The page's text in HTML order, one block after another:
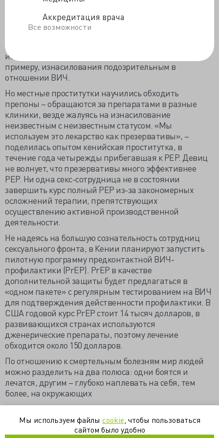
Аккредитация врача
Все возможности
препаратами. Как показала кенийская практика,
свободный доступ к препаратам ведёт к отказу от
постконтактная профилактика (PEP) предназначена
исключительно для чрезвычайных ситуаций, к
примеру, изнасилования подозрительным в
отношении ВИЧ.
Но местные проститутки научились обходить
препоны – обращаются за препаратами в разные
клиники, везде жалуясь на изнасилование
неизвестным с неизвестным статусом. «Мы
используем это лекарство как презервативы», –
поделилась опытом кенийская проститутка, в
течение года четырежды прибегавшая к РЕР. Девиц
не волнует, что презервативы много эффективнее
РЕР. Ни одна секс-сотрудница не в состоянии
завершить курс полный РЕР из-за закономерных
осложнений терапии, препятствующих
осуществлению активной производственной
деятельности.
Не надеясь на большую сознательность сотрудниц
сексуального фронта, в Кении планируют запустить
пилотную программу предконтактной ВИЧ-
профилактики (PrEP). PrEP в качестве
дополнительной защиты будет предлагаться в
«одном пакете» с регулярным тестированием на ВИЧ
для подтверждения действенности профилактики. В
США годовой курс PrEP стоит 14 тысяч долларов, в
развивающихся странах используются
дженерические препараты, поэтому лечение
обходится около 150 долларов.
По отношению к смертельным болезням мир людей
можно разделить на два полюса: одни боятся и
лечатся, другим – глубоко наплевать на себя, тем
более, на окружающих
Кризис в Европе: греки заражают себя ВИЧ ради
пособия в €700 (russian.rt.com)
Кения: таблетки от ВИЧ вместо презервативов
Мы используем файлы cookie , чтобы пользоваться
сайтом было удобно